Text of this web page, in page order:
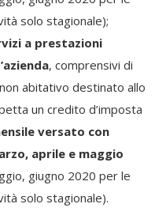
solo stagionale);
a prestazioni
, comprensivi di
abitativo destinato allo
un credito d’imposta
versato con
aprile e maggio
giugno 2020 per le
solo stagionale).